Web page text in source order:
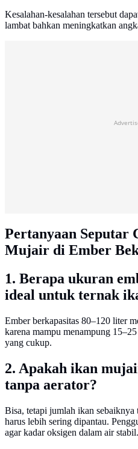
Kesalahan-kesalahan tersebut
lambat bahkan meningkatkan
Pertanyaan Seputar
Mujair di Ember
1. Berapa ukuran
ideal untuk ternak
Ember berkapasitas 80–120 liter
karena mampu menampung
yang cukup.
2. Apakah ikan
tanpa aerator?
Bisa, tetapi jumlah ikan
harus lebih sering dipantau.
agar kadar oksigen dalam air stabil.